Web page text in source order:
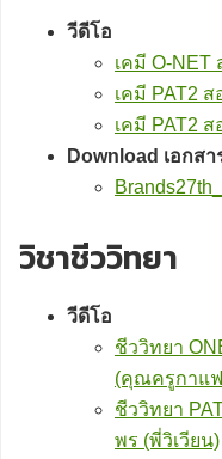
วีดีโอ
เคมี O-
เคมี PAT2
เคมี PAT2
Download เอกส
วิชาชีววิทยา
วีดีโอ
ชีววิทยา
(คุณครูกาแ
ชีววิทยา
พร (พี่วิเวียน)